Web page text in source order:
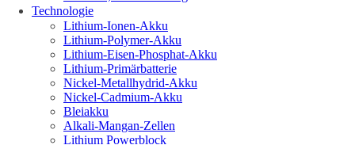
Technologie
Lithium-Ionen-Akku
Lithium-Polymer-Akku
Lithium-Eisen-Phosphat-Akku
Lithium-Primärbatterie
Nickel-Metallhydrid-Akku
Nickel-Cadmium-Akku
Bleiakku
Alkali-Mangan-Zellen
Lithium Powerblock